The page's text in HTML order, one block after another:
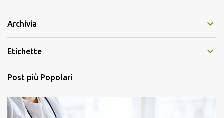
Archivia
Etichette
Post più Popolari